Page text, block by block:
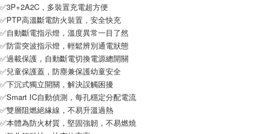
✅3P+2A2C，多裝置充電超方便
✅PTP高溫斷電防火裝置，安全快充
✅自動斷電指示燈，溫度異常一目了然
✅防雷突波指示燈，輕鬆辨別通電狀態
✅過載保護，自動斷電切換電源總開關
✅兒童保護蓋，防塵兼保護幼童安全
✅下沉式獨立開關，解決誤觸困擾
✅Smart IC自動偵測，每孔穩定分配電流
✅雙層阻燃絕緣線，不易升溫過熱
✅本體為防火材質，堅固強韌，不易燃燒